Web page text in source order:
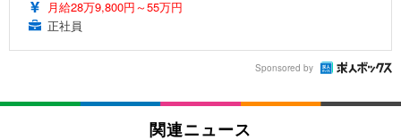
月給28万9,800円～55万円
正社員
Sponsored by
関連ニュース